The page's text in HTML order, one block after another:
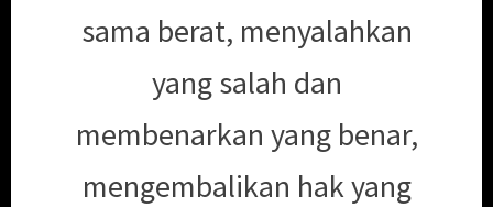
sama berat, menyalahkan
yang salah dan
membenarkan yang benar,
mengembalikan hak yang